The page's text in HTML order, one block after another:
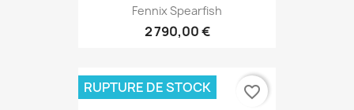
Fennix Spearfish
2 790,00 €
RUPTURE DE STOCK favorite_border